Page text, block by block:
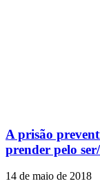
A prisão
prender pelo
14 de maio de 2018